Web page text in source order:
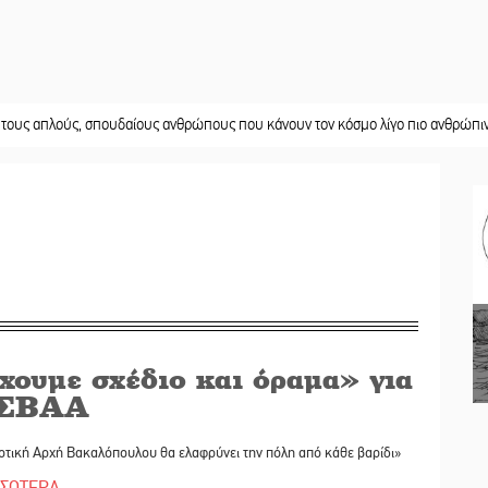
σπουδαίους ανθρώπους που κάνουν τον κόσμο λίγο πιο ανθρώπινο» ||
σχέδιο και όραμα» για
Αρχή Βακαλόπουλου θα ελαφρύνει την πόλη από κάθε βαρίδι»